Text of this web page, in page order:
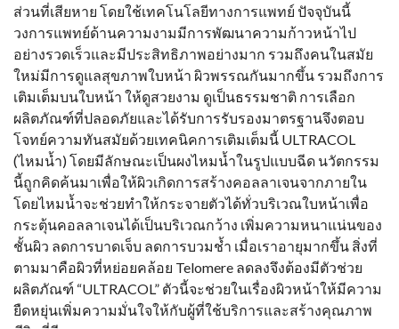
ส่วนที่เสียหาย โดยใช้เทคโนโลยีทางการแพทย์ ปัจจุบันนี้
วงการแพทย์ด้านความงามมีการพัฒนาความก้าวหน้าไป
อย่างรวดเร็วและมีประสิทธิภาพอย่างมาก รวมถึงคนในสมัย
ใหม่มีการดูแลสุขภาพใบหน้า ผิวพรรณกันมากขึ้น รวมถึงการ
เติมเต็มบนใบหน้า ให้ดูสวยงาม ดูเป็นธรรมชาติ การเลือก
ผลิตภัณฑ์ที่ปลอดภัยและได้รับการรับรองมาตรฐานจึงตอบ
โจทย์ความทันสมัยด้วยเทคนิคการเติมเต็มนี้ ULTRACOL
(ไหมน้ำ) โดยมีลักษณะเป็นผงไหมน้ำในรูปแบบฉีด นวัตกรรม
นี้ถูกคิดค้นมาเพื่อให้ผิวเกิดการสร้างคอลลาเจนจากภายใน
โดยไหมน้ำจะช่วยทำให้กระจายตัวได้ทั่วบริเวณใบหน้าเพื่อ
กระตุ้นคอลลาเจนได้เป็นบริเวณกว้าง เพิ่มความหนาแน่นของ
ชั้นผิว ลดการบาดเจ็บ ลดการบวมช้ำ เมื่อเราอายุมากขึ้น สิ่งที่
ตามมาคือผิวที่หย่อยคล้อย Telomere ลดลงจึงต้องมีตัวช่วย
ผลิตภัณฑ์ “ULTRACOL” ตัวนี้จะช่วยในเรื่องผิวหน้าให้มีความ
ยืดหยุ่นเพิ่มความมั่นใจให้กับผู้ที่ใช้บริการและสร้างคุณภาพ